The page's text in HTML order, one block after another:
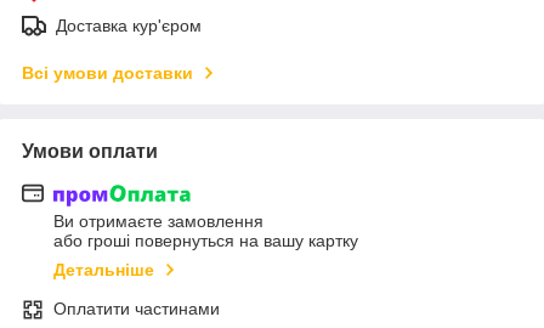
Доставка кур'єром
Всі умови доставки
Умови оплати
Ви отримаєте замовлення
або гроші повернуться на вашу картку
Детальніше
Оплатити частинами